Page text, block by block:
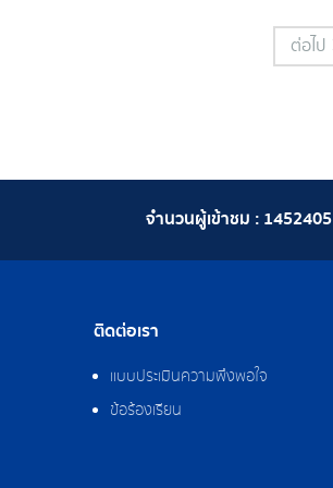
ต่อไป
จำนวนผู้เข้าชม : 1452405
ติดต่อเรา
แบบประเมินความพึงพอใจ
ข้อร้องเรียน